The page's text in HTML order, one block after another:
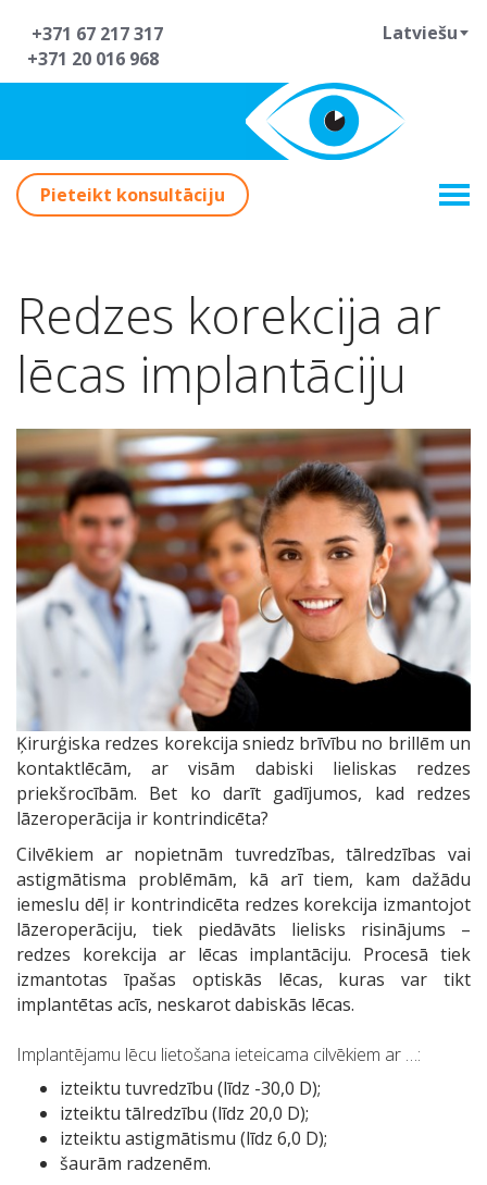
+371 67 217 317
+371 20 016 968
Latviešu
Pieteikt konsultāciju
Redzes korekcija ar
lēcas implantāciju
Ķirurģiska redzes korekcija sniedz brīvību no brillēm un
kontaktlēcām, ar visām dabiski lieliskas redzes
priekšrocībām. Bet ko darīt gadījumos, kad redzes
lāzeroperācija ir kontrindicēta?
Cilvēkiem ar nopietnām tuvredzības, tālredzības vai
astigmātisma problēmām, kā arī tiem, kam dažādu
iemeslu dēļ ir kontrindicēta redzes korekcija izmantojot
lāzeroperāciju, tiek piedāvāts lielisks risinājums –
redzes korekcija ar lēcas implantāciju. Procesā tiek
izmantotas īpašas optiskās lēcas, kuras var tikt
implantētas acīs, neskarot dabiskās lēcas.
Implantējamu lēcu lietošana ieteicama cilvēkiem ar …:
izteiktu tuvredzību (līdz -30,0 D);
izteiktu tālredzību (līdz 20,0 D);
izteiktu astigmātismu (līdz 6,0 D);
šaurām radzenēm.